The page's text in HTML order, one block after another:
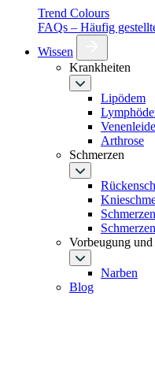
Trend Colours
FAQs – Häufig
Wissen
Krankheiten
Lipödem
Arthrose
Schmerzen
Vorbeugung und
Narben
Blog